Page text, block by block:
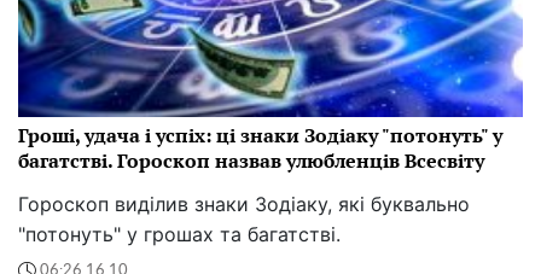
Гроші, удача і успіх: ці знаки Зодіаку "потонуть" у
багатстві. Гороскоп назвав улюбленців Всесвіту
Гороскоп виділив знаки Зодіаку, які буквально
"потонуть" у грошах та багатстві.
06:26 16.10